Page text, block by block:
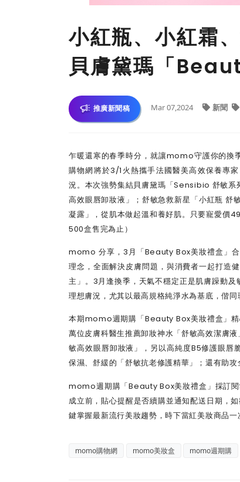
小紅瓶、小紅霜
貝膚黛瑪「
推廣新聞稿 Mar 07,2024 新聞
乍暖還寒的春季時分，就讓momo守護你的
購物網將於3/1火熱攜手法國醫美高效保養專
況。本次強勢集結貝膚黛瑪「Sensibio 舒敏系
高效眼唇卸妝液」；舒敏急救新星「小紅瓶 舒
凝露」，從肌本做起溫和養好肌。只要寵愛價
500盒售完為止）
momo 分享，3月「Beauty Box美妝禮盒」合
理念，全面解決皮膚問題，與消費者一起打造
主」。3月逢換季，天氣不穩定正是肌膚躁動
理想膚況，尤其以最高規格純淨水為基底，偕
本期momo週期購「Beauty Box美妝禮盒」精
萬位皮膚科醫生推薦卸妝神水「舒敏高效潔膚
敏高效眼唇卸妝液」，另以高純度B5修護眼唇
保濕、舒緩的「舒敏抗老修護精華」；還有助
momo週期購「Beauty Box美妝禮盒」採訂
成立前，貼心提醒是否續購並通知配送日期，
鍵掌握最新流行美妝趨勢，時下當紅美妝商品一
momo購物網 momo美妝盒 momo週期購